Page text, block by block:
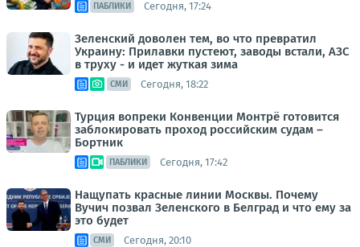
ПАБЛИКИ Сегодня, 17:24
Зеленский доволен тем, во что превратил
Украину: Прилавки пустеют, заводы встали, АЗС
в труху - и идет жуткая зима
СМИ Сегодня, 18:22
Турция вопреки Конвенции Монтрё готовится
заблокировать проход российским судам –
Бортник
ПАБЛИКИ Сегодня, 17:42
Нащупать красные линии Москвы. Почему
Вучич позвал Зеленского в Белград и что ему за
это будет
СМИ Сегодня, 20:10